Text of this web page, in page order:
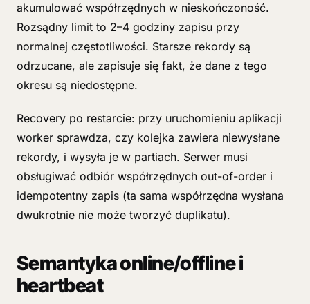
akumulować współrzędnych w nieskończoność.
Rozsądny limit to 2–4 godziny zapisu przy
normalnej częstotliwości. Starsze rekordy są
odrzucane, ale zapisuje się fakt, że dane z tego
okresu są niedostępne.
Recovery po restarcie: przy uruchomieniu aplikacji
worker sprawdza, czy kolejka zawiera niewysłane
rekordy, i wysyła je w partiach. Serwer musi
obsługiwać odbiór współrzędnych out-of-order i
idempotentny zapis (ta sama współrzędna wysłana
dwukrotnie nie może tworzyć duplikatu).
Semantyka online/offline i
heartbeat